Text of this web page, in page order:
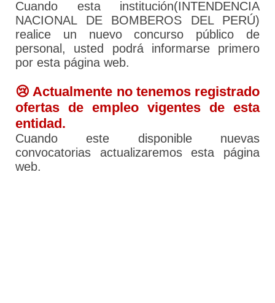
Cuando esta institución(INTENDENCIA
NACIONAL DE BOMBEROS DEL PERÚ)
realice un nuevo concurso público de
personal, usted podrá informarse primero
por esta página web.
😢 Actualmente no tenemos registrado
ofertas de empleo vigentes de esta
entidad.
Cuando este disponible nuevas
convocatorias actualizaremos esta página
web.